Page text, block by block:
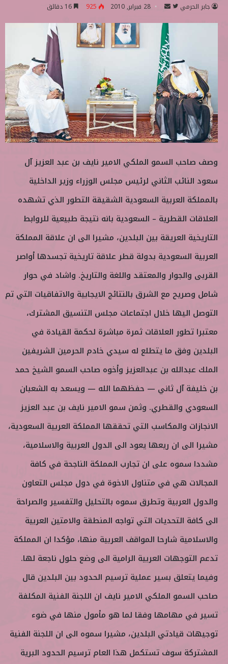
جابر الحرمي
ت
ب
ع
ع
ل
ى
ت
و
ي
ت
ر
س
ل
ب
ر
ي
د
ا
إ
ل
ك
ر
و
ي
28 فبراير, 2010 925
وصف صاحب السمو الملكي الامير نايف بن عبد العزيز آل
سعود النائب الثاني لرئيس مجلس الوزراء وزير الداخلية
بالمملكة العربية السعودية الشقيقة التطور الذي تشهده
العلاقات القطرية – السعودية بانه نتيجة طبيعية للروابط
التاريخية العريقة بين البلدين، مشيرا الى ان علاقة المملكة
العربية السعودية بدولة قطر علاقة تاريخية تجسدها أواصر
القربى والجوار والمعتقد واللغة والتاريخ. واشاد في حوار
شامل وصريح مع الشرق بالنتائج الايجابية والاتفاقيات التي تم
التوصل اليها خلال اجتماعات مجلس التنسيق المشترك،
معتبرا تطور العلاقات ثمرة مباشرة لحكمة القيادة في
البلدين وفق ما يتطلع له سيدي خادم الحرمين الشريفين
الملك عبدالله بن عبدالعزيز وأخوه صاحب السمو الشيخ حمد
بن خليفة آل ثاني — حفظهما الله — ويسعد به الشعبان
السعودي والقطري. وثمن سمو الامير نايف بن عبد العزيز
الانجازات والمكاسب التي تحققها المملكة العربية السعودية،
مشيرا الى ان ريعها يعود الى الدول العربية والاسلامية،
مشددا سموه على ان تجارب المملكة الناجحة في كافة
المجالات هي في متناول الاخوة في دول مجلس التعاون
والدول العربية وتطرق سموه بالتحليل والتفسير والصراحة
الى كافة التحديات التي تواجه المنطقة والامتين العربية
والاسلامية شارحا المواقف العربية منها، مؤكدا ان المملكة
تدعم التوجهات العربية الرامية الى وضع حلول ناجعة لها.
وفيما يتعلق بسير عملية ترسيم الحدود بين البلدين قال
صاحب السمو الملكي الامير نايف ان اللجنة الفنية المكلفة
تسير في مهامها وفقا لما هو مأمول منها في ضوء
توجيهات قيادتي البلدين، مشيرا سموه الى ان اللجنة الفنية
المشتركة سوف تستكمل هذا العام ترسيم الحدود البرية